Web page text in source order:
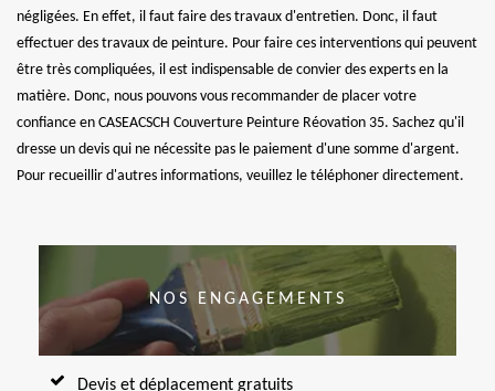
négligées. En effet, il faut faire des travaux d'entretien. Donc, il faut
effectuer des travaux de peinture. Pour faire ces interventions qui peuvent
être très compliquées, il est indispensable de convier des experts en la
matière. Donc, nous pouvons vous recommander de placer votre
confiance en CASEACSCH Couverture Peinture Réovation 35. Sachez qu'il
dresse un devis qui ne nécessite pas le paiement d'une somme d'argent.
Pour recueillir d'autres informations, veuillez le téléphoner directement.
NOS ENGAGEMENTS
Devis et déplacement gratuits